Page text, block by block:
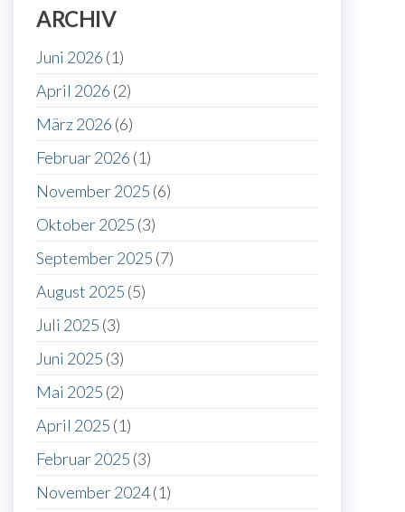
ARCHIV
Juni 2026 (1)
April 2026 (2)
März 2026 (6)
Februar 2026 (1)
November 2025 (6)
Oktober 2025 (3)
September 2025 (7)
August 2025 (5)
Juli 2025 (3)
Juni 2025 (3)
Mai 2025 (2)
April 2025 (1)
Februar 2025 (3)
November 2024(1)